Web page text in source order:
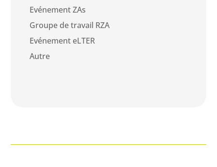
Evénement ZAs
Groupe de travail RZA
Evénement eLTER
Autre